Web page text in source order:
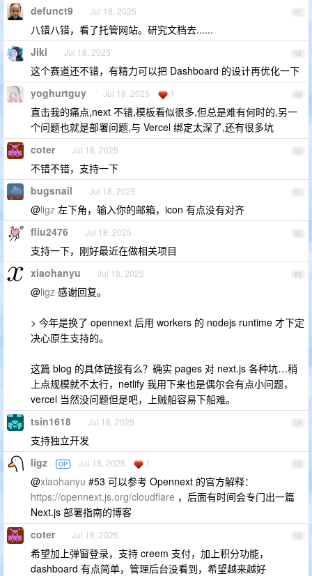
47
defunct9 Jul 18, 2025
八错八错，看了托管网站。研究文档去......
48
Jiki Jul 18, 2025
这个赛道还不错，有精力可以把 Dashboard 的设计再优化一下
49
yoghurtguy Jul 18, 2025 1
直击我的痛点,next 不错,模板看似很多,但总是难有何时的,另一
个问题也就是部署问题,与 Vercel 绑定太深了,还有很多坑
50
coter Jul 18, 2025
不错不错，支持一下
51
bugsnail Jul 18, 2025
@ligz 左下角，输入你的邮箱，icon 有点没有对齐
52
fliu2476 Jul 18, 2025
支持一下，刚好最近在做相关项目
53
xiaohanyu Jul 18, 2025
@ligz 感谢回复。
> 今年是换了 opennext 后用 workers 的 nodejs runtime 才下定
决心原生支持的。
这篇 blog 的具体链接有么？确实 pages 对 next.js 各种坑…稍
上点规模就不太行，netlify 我用下来也是偶尔会有点小问题，
vercel 当然没问题但是吧，上贼船容易下船难。
54
tsin1618 Jul 18, 2025
支持独立开发
55
ligz OP Jul 18, 2025 1
@xiaohanyu #53 可以参考 Opennext 的官方解释：
https://opennext.js.org/cloudflare ，后面有时间会专门出一篇
Next.js 部署指南的博客
56
coter Jul 18, 2025
希望加上弹窗登录，支持 creem 支付，加上积分功能，
dashboard 有点简单，管理后台没看到，希望越来越好